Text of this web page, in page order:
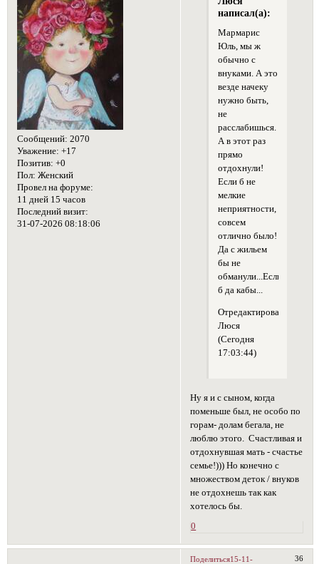
Сообщений: 2070
Уважение: +17
Позитив: +0
Пол: Женский
Провел на форуме:
11 дней 15 часов
Последний визит:
31-07-2026 08:18:06
написал(а):
Мармарис
Юль, мы ж
обычно с
внуками. А это
везде начеку
нужно быть,
не
расслабишься.
А в этот раз
прямо
отдохнули!
Если б не
мелкие
неприятности,
совсем
отлично было!
Да с жильем
бы не
обманули...Если
б да кабы...
Отредактировано
Люся
(Сегодня
17:03:44)
Ну я и с сыном, когда
поменьше был, не особо по
горам- долам бегала, не
люблю этого. Счастливая и
отдохнувшая мать - счастье
семье!))) Но конечно с
множеством деток / внуков
не отдохнешь так как
хотелось бы.
0
Поделиться 36
15-11-